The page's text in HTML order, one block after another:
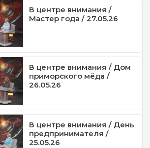
В центре внимания /
Мастер года / 27.05.26
В центре внимания / Дом
приморского мёда /
26.05.26
В центре внимания / День
предпринимателя /
25.05.26